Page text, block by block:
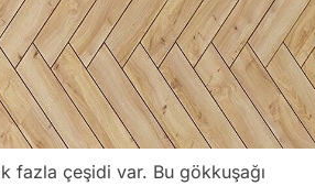
fazla çeşidi var. Bu gökkuşağı